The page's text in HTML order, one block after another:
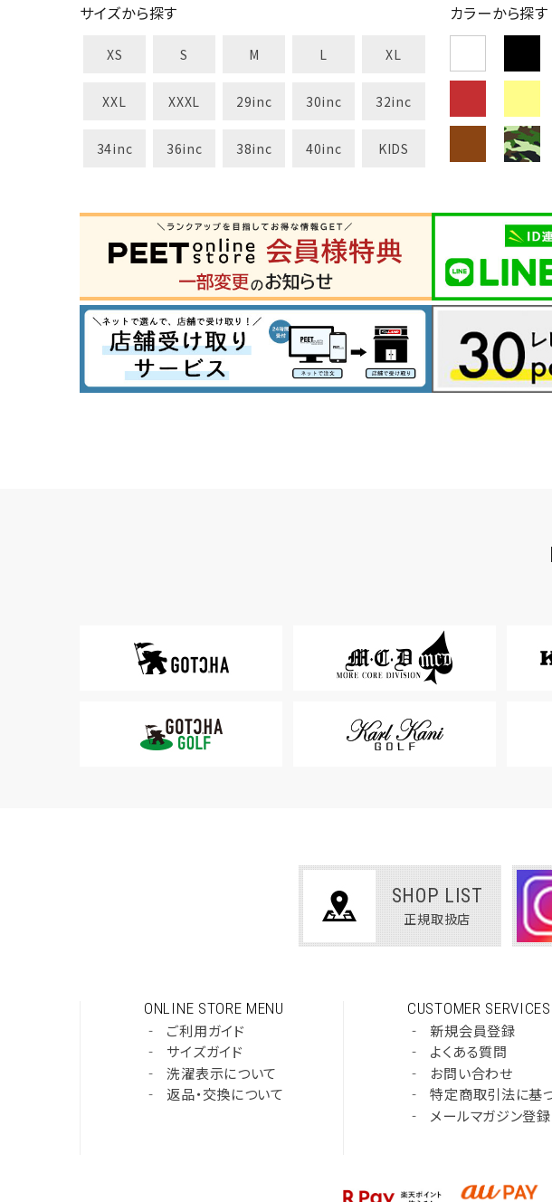
サイズから探す
XS S M L XL
XXL XXXL 29inc 30inc 32inc
34inc 36inc 38inc 40inc KIDS
カラーから探す
SHOP LIST
正規取扱店
ONLINE STORE MENU
‐
ご利用ガイド
‐
サイズガイド
‐
洗濯表示について
‐
返品・交換について
CUSTOMER SERVICES
‐
新規会員登録
‐
よくある質問
‐
お問い合わせ
‐
特定商取引法に基
‐
メールマガジン登録